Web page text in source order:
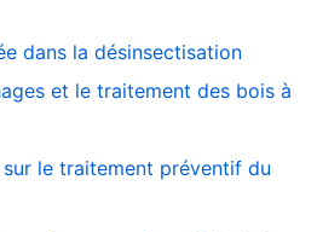
dans la désinsectisation
et le traitement des bois à
le traitement préventif du